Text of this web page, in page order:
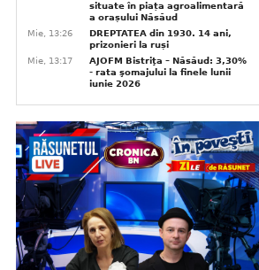
situate în piața agroalimentară
a orașului Năsăud
Mie, 13:26
DREPTATEA din 1930. 14 ani,
prizonieri la ruși
Mie, 13:17
AJOFM Bistriţa – Năsăud: 3,30%
- rata şomajului la finele lunii
iunie 2026